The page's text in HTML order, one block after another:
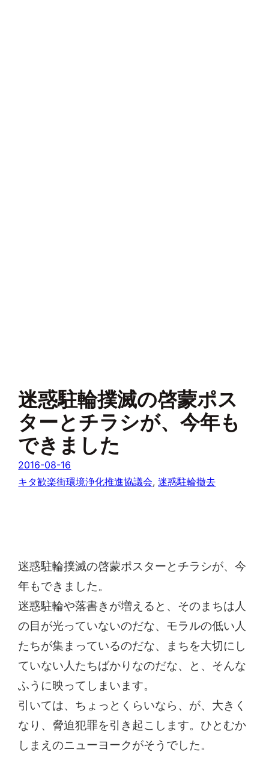
迷惑駐輪撲滅の啓蒙ポス
ターとチラシが、今年も
できました
2016-08-16
キタ歓楽街環境浄化推進協議会, 迷惑駐輪撤去
迷惑駐輪撲滅の啓蒙ポスターとチラシが、今
年もできました。
迷惑駐輪や落書きが増えると、そのまちは人
の目が光っていないのだな、モラルの低い人
たちが集まっているのだな、まちを大切にし
ていない人たちばかりなのだな、と、そんな
ふうに映ってしまいます。
引いては、ちょっとくらいなら、が、大きく
なり、脅迫犯罪を引き起こします。ひとむか
しまえのニューヨークがそうでした。